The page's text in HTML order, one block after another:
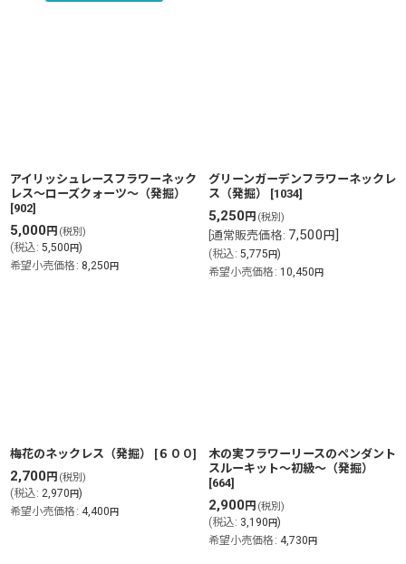
アイリッシュレースフラワーネック
レス〜ローズクォーツ〜（発掘）
[902]
5,000円 (税別)
(税込: 5,500円)
希望小売価格 : 8,250円
グリーンガーデンフラワーネックレ
ス（発掘）
[1034]
5,250円 (税別)
通常販売価格: 7,500 円]
(税込: 5,775円)
希望小売価格 : 10,450円
梅花のネックレス（発掘） [６００]
2,700円 (税別)
(税込: 2,970円)
希望小売価格 : 4,400円
木の実フラワーリースのペンダント
スルーキット〜初級〜（発掘）
[664]
2,900円 (税別)
(税込: 3,190円)
希望小売価格 : 4,730円